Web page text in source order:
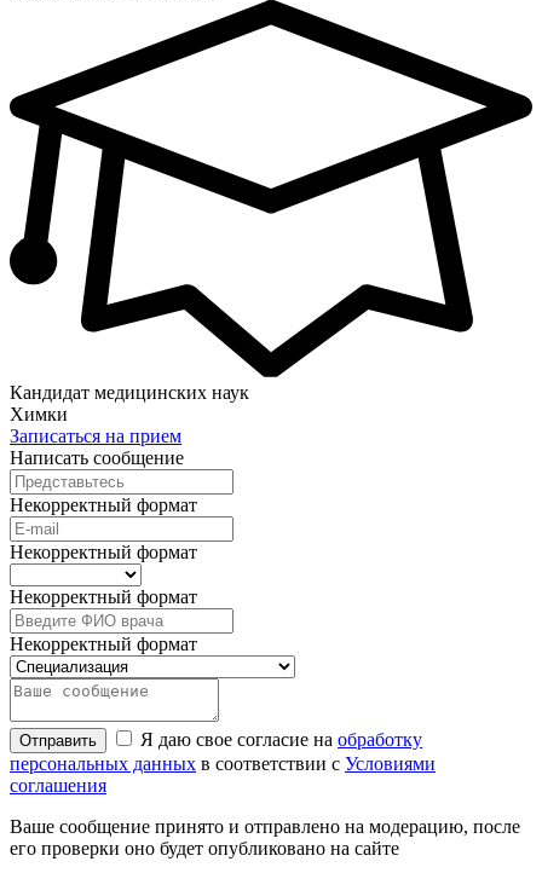
Кандидат медицинских наук
Химки
Записаться на прием
Написать сообщение
Некорректный формат
Некорректный формат
Некорректный формат
Некорректный формат
Отправить Я даю свое согласие на обработку
персональных данных в соответствии с Условиями
соглашения
Ваше сообщение принято и отправлено на модерацию, после
его проверки оно будет опубликовано на сайте